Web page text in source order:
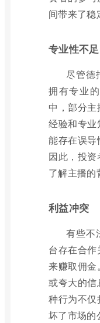
间带来了稳
专业性不足
尽管德
拥有专业
中，部分
经验和专
能存在误导
因此，投
了解主播的
利益冲突
有些不
台存在合
来赚取佣
或夸大的
种行为不
坏了市场的